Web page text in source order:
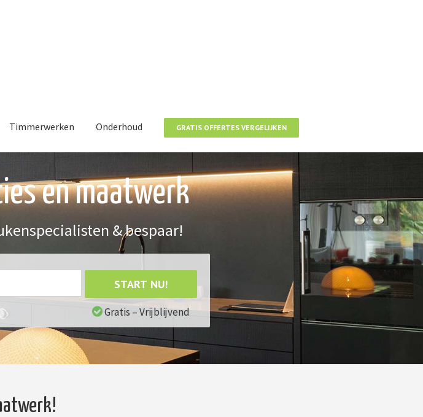
Timmerwerken Onderhoud GRATIS OFFERTES VERGELIJKEN
en maatwerk
& bespaar!
START NU!
Gratis – Vrijblijvend